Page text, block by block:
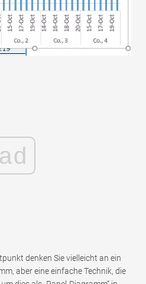
ad
denken Sie vielleicht an ein
aber eine einfache Technik, die